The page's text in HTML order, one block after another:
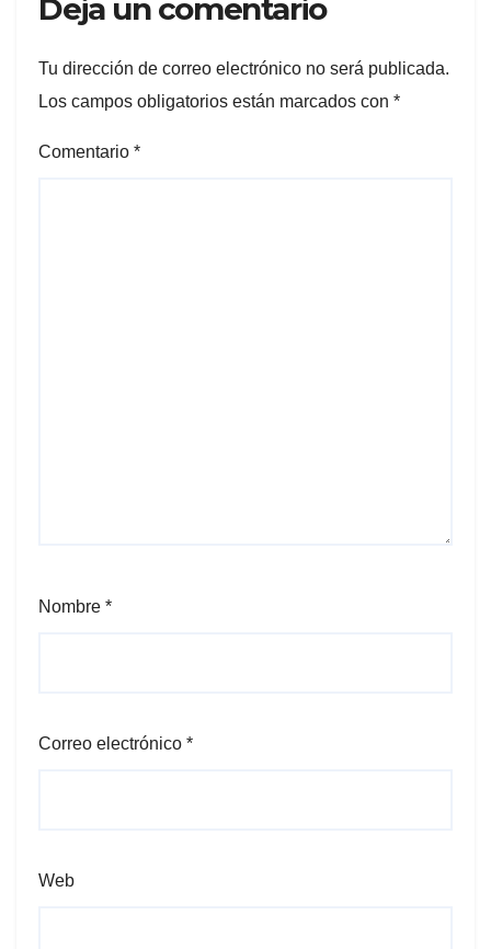
Deja un comentario
Tu dirección de correo electrónico no será publicada.
Los campos obligatorios están marcados con *
Comentario *
Nombre *
Correo electrónico *
Web